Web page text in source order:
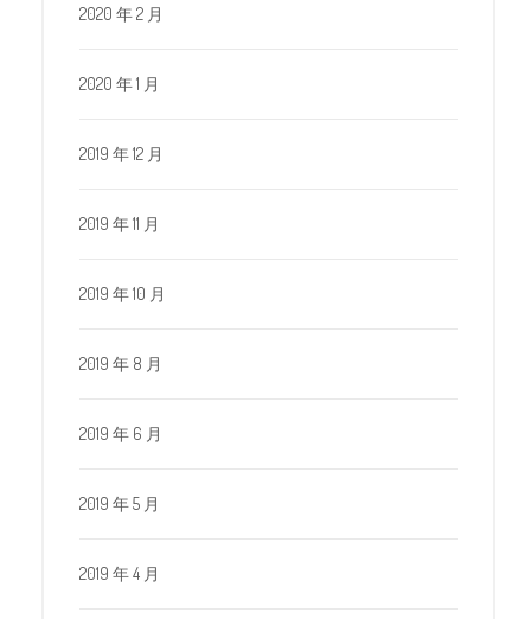
2020 年 2 月
2020 年 1 月
2019 年 12 月
2019 年 11 月
2019 年 10 月
2019 年 8 月
2019 年 6 月
2019 年 5 月
2019 年 4 月